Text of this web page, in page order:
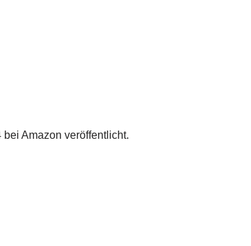
bei Amazon veröffentlicht.